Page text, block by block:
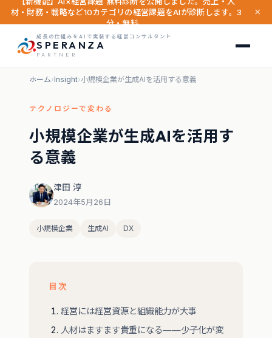
材・財務・戦略など10カテゴリの経営課題をAIが診断します。3
分・無料。
×
成長の仕組みをAIで実装する経営コンサルタント
SPERANZA
PARTNER
ホーム›Insight›小規模企業が生成AIを活用する意義
テクノロジーで変わる
小規模企業が生成AIを活用す
る意義
津田 淳
2024年5月26日
小規模企業 生成AI DX
目次
経営には経営資源と組織能力が大事
人材はますます貴重になる——少子化が変